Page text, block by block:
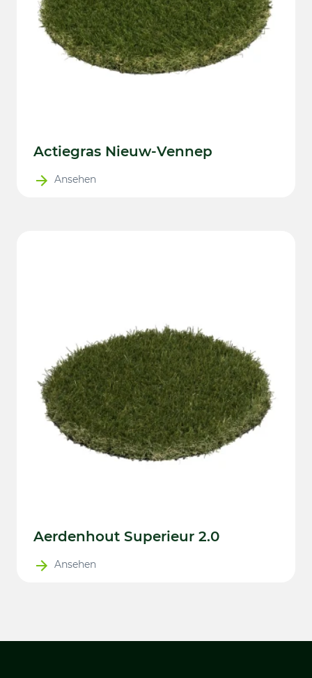
Actiegras Nieuw-Vennep
Ansehen
Aerdenhout Superieur 2.0
Ansehen